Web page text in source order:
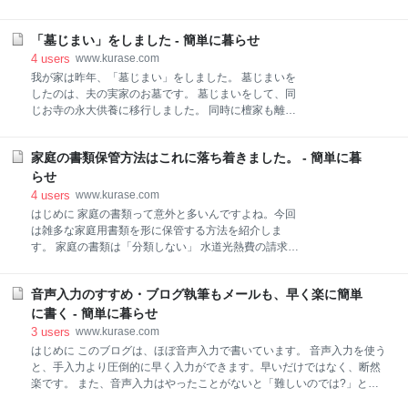
心 ところが最近、愛用しているサーモスから、小型で
軽量の水筒が販売されていることを知りました。 構造
がシンプルで手入れが楽 ワンタッチタイプでないので
ュラル志向の方は、箒とちりとりを活用している方も
いらっしゃると思います。 このように、様々な床掃除
の方法があります。 我が家の場合、床掃除は基本的に
クイックルワイパーと床用のウェットペーパーを使っ
ています。 （↓画像と違うタイプのリンクを張ってい
ット)【激落ちくん】 アマゾン レック 水の激落ち 超
厚 ウェットシート 20枚入 ( フローリングシート ) SS-
180 後はフロアワイパーでできない、カーペットを敷
いている部分などをピンポ
「墓じまい」をしました - 簡単に暮らせ
4 users www.kurase.com
我が家は昨年、「墓じまい」をしました。 墓じまいを
したのは、夫の実家のお墓です。 墓じまいをして、同
じお寺の永大供養に移行しました。 同時に檀家も離れ
す。 世間でも時折、墓じまいのことが話題になること
があります。 我が家でもずっと迷いを抱えてきまし
た。 墓じまいに関しては、いろんな考えがあるでしょ
う。 また、自分の代でそうした判断をすることにも大
きな葛藤がありました。 けれども、「先送り」はでき
ない、と結論を出しました。 墓じまいの理由として、
なりません。 墓じまいのことを考えている人が、一番
悩むのはおそらく以下のことだと思います。 自分たち
の気持ちの整理 身内の反対の有無の懸念 お寺との関係
の不安
家庭の書類保管方法はこれに落ち着きました。 - 簡単に暮
らせ
4 users www.kurase.com
はじめに 家庭の書類って意外と多いんですよね。今回
は雑多な家庭用書類を形に保管する方法を紹介しま
す。 家庭の書類は「分類しない」 水道光熱費の請求書
書 その他念のため保管しておきたい書類 家電の取説家
庭の書類を手間なく確実に保管する方法のコツはただ
1つです。 それは分類しすぎないこと。 分類より「必
ずここにある」が大事 家庭の書類が複雑になってしま
うのは、分離しすぎてどの書類をどのファイルに入れ
るか迷い、取り出すときにはどのファイルに入ってい
音声入力のすすめ・ブログ執筆もメールも、早く楽に簡単
に書く - 簡単に暮らせ
3 users www.kurase.com
はじめに このブログは、ほぼ音声入力で書いています。 音声入力を使う
と、手入力より圧倒的に早く入力ができます。早いだけではなく、断然
楽です。 また、音声入力はやったことがないと「難しいのでは?」と思